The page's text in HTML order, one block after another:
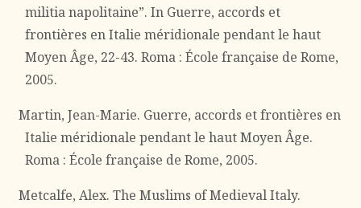
militia napolitaine”. In Guerre, accords et
frontières en Italie méridionale pendant le haut
Moyen Âge, 22-43. Roma : École française de Rome,
2005.
Martin, Jean-Marie. Guerre, accords et frontières en
Italie méridionale pendant le haut Moyen Âge.
Roma : École française de Rome, 2005.
Metcalfe, Alex. The Muslims of Medieval Italy.